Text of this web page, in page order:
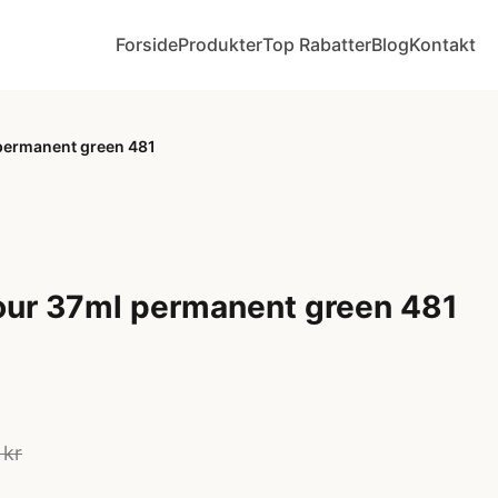
ForsideProdukterTop RabatterBlogKontakt
green 481
37ml permanent green 481
kr